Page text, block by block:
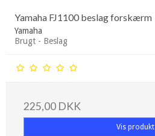
Yamaha FJ1100 beslag forskærm
Yamaha
Brugt - Beslag
225,00 DKK
Vis produkt